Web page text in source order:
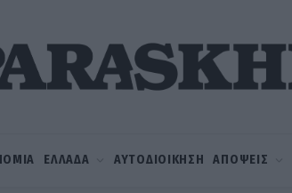
ΕΛΛΑΔΑ ΑΥΤΟΔΙΟΙΚΗΣΗ ΑΠΟΨΕΙΣ